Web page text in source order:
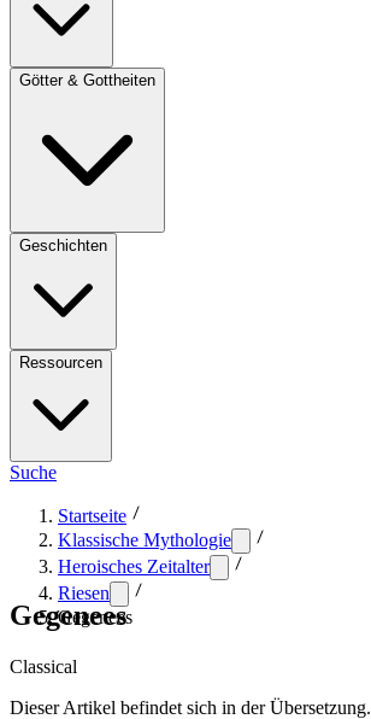
Götter & Gottheiten
Geschichten
Ressourcen
Suche
Startseite
Klassische Mythologie
Heroisches Zeitalter
Riesen
Gegenees
Gegenees
Classical
Dieser Artikel befindet sich in der Übersetzung.